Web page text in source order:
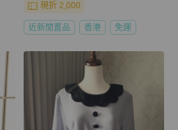
現折 2,000
近新閒置品 香港 免運